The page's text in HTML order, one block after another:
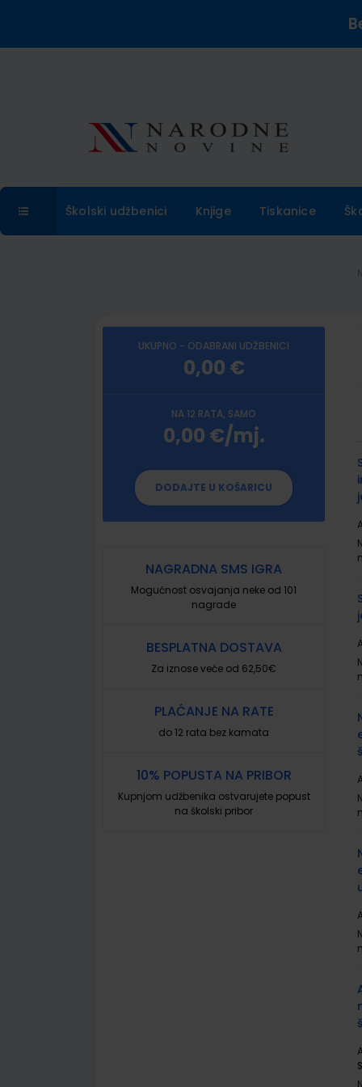
Školski udžbenici Knjige Tiskanice
UKUPNO - ODABRANI UDŽBENICI
0,00 €
NA 12 RATA, SAMO
0,00 €/mj.
DODAJTE U KOŠARICU
NAGRADNA SMS IGRA
Mogućnost osvajanja neke od 101
nagrade
BESPLATNA DOSTAVA
Za iznose veće od 62,50€
PLAĆANJE NA RATE
do 12 rata bez kamata
10% POPUSTA NA PRIBOR
Kupnjom udžbenika ostvarujete popust
na školski pribor